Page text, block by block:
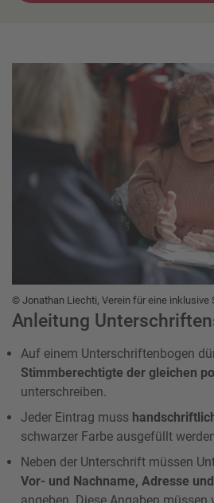
© Jonathan Liechti, Verein für eine inklusive
Anleitung
Auf einem Unterschriftenbogen
Stimmberechtigte der gleichen
unterschreiben.
Jeder Eintrag muss
schwarzer Farbe ausgefüllt
Neben der Unterschrift müssen
Vor- und Nachname, Adresse